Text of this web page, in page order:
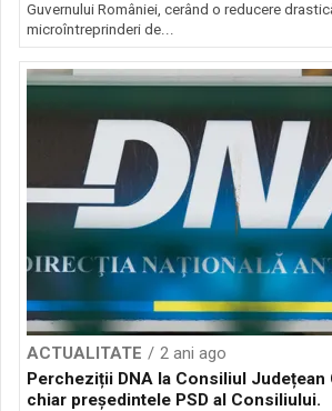
Guvernului României, cerând o reducere
microîntreprinderi de...
ACTUALITATE
2 ani ago
Percheziții DNA la Consiliul Județean
chiar președintele PSD al Consiliului.